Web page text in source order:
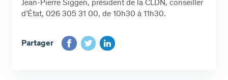
Jean-Pierre Siggen, président de la CLDN, conseiller
d’État, 026 305 31 00, de 10h30 à 11h30.
Partager